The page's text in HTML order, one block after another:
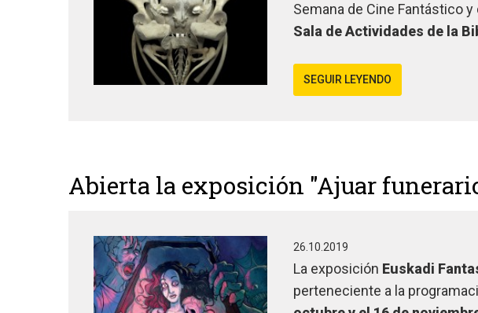
Semana de Cine Fantástico
Sala de Actividades de la
SEGUIR LEYENDO
Abierta la exposición "Ajuar
26.10.2019
La exposición Euskadi
perteneciente a la